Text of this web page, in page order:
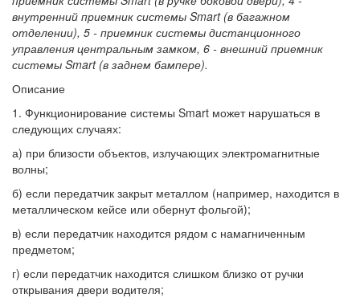
внутренний приемник системы Smart (в багажном
отделении), 5 - приемник системы дистанционного
управления центральным замком, 6 - внешний приемник
системы Smart (в заднем бампере).
Описание
1. Функционирование системы Smart может нарушаться в
следующих случаях:
а) при близости объектов, излучающих электромагнитные
волны;
б) если передатчик закрыт металлом (например, находится в
металлическом кейсе или обернут фольгой);
в) если передатчик находится рядом с намагниченным
предметом;
г) если передатчик находится слишком близко от ручки
открывания двери водителя;